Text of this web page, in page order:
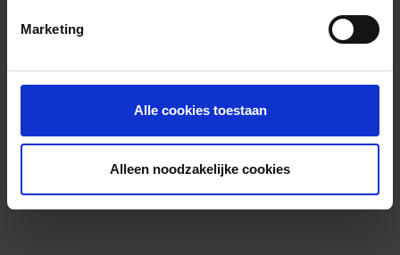
Marketing
Alle cookies toestaan
Alleen noodzakelijke cookies